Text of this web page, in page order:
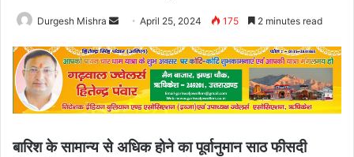
Durgesh Mishra
Send
email
April 25, 2024 175 2 minutes read
बारिश के सामान्य से अधिक होने का पूर्वानुमान साठ फीसदी